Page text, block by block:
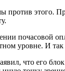
против этого.
почасовой
уровне. И так
что его